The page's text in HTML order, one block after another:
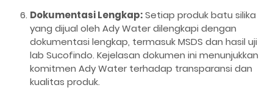
Dokumentasi Lengkap:Setiap produk batu silika
yang dijual oleh Ady Water dilengkapi dengan
dokumentasi lengkap, termasuk MSDS dan hasil uji
lab Sucofindo. Kejelasan dokumen ini menunjukkan
komitmen Ady Water terhadap transparansi dan
kualitas produk.